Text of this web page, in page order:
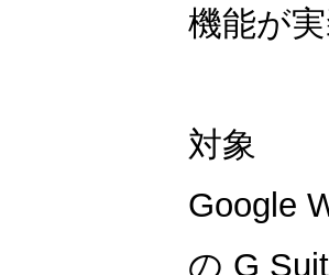
機能が
対象
Google
の G